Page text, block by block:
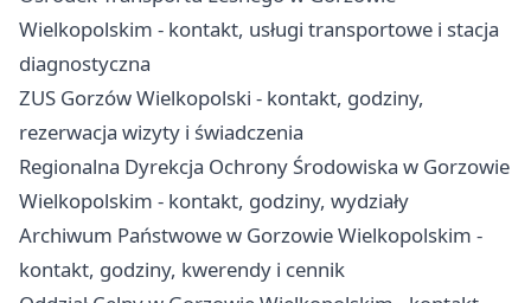
Wielkopolskim - kontakt, usługi transportowe i stacja
diagnostyczna
ZUS Gorzów Wielkopolski - kontakt, godziny,
rezerwacja wizyty i świadczenia
Regionalna Dyrekcja Ochrony Środowiska w Gorzowie
Wielkopolskim - kontakt, godziny, wydziały
Archiwum Państwowe w Gorzowie Wielkopolskim -
kontakt, godziny, kwerendy i cennik